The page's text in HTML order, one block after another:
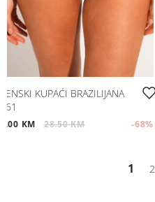
ŽENSKI KUPAĆI BRAZILIJANA
161
9.00 KM 28.50 KM -68%
1 2